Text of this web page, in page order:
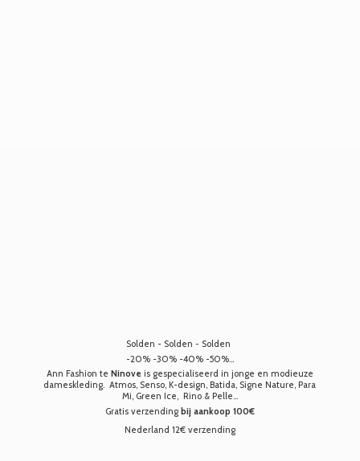
Solden - Solden - Solden
-20% -30% -40% -50%...
Ann Fashion te Ninove is gespecialiseerd in jonge en modieuze
dameskleding. Atmos, Senso, K-design, Batida, Signe Nature, Para
Mi, Green Ice, Rino & Pelle...
Gratis verzending bij aankoop 100€
Nederland 12€ verzending